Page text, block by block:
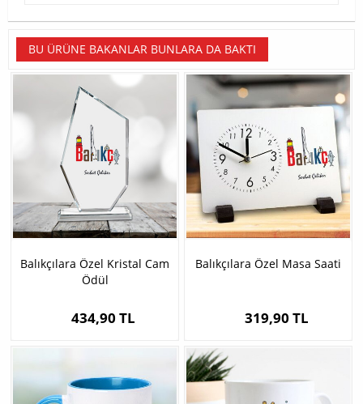
BU ÜRÜNE BAKANLAR BUNLARA DA BAKTI
Balıkçılara Özel Kristal Cam
Ödül
434,90 TL
Balıkçılara Özel Masa Saati
319,90 TL